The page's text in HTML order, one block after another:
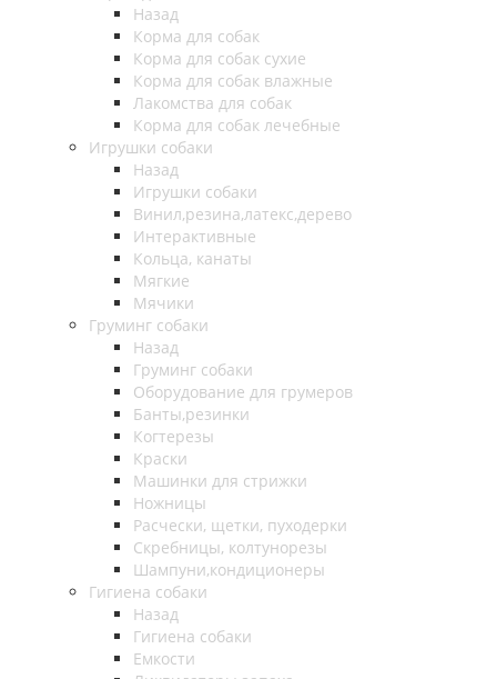
Назад
Корма для собак
Корма для собак сухие
Корма для собак влажные
Лакомства для собак
Корма для собак лечебные
Игрушки собаки
Назад
Игрушки собаки
Винил,резина,латекс,дерево
Интерактивные
Кольца, канаты
Мягкие
Мячики
Груминг собаки
Назад
Груминг собаки
Оборудование для грумеров
Банты,резинки
Когтерезы
Краски
Машинки для стрижки
Ножницы
Расчески, щетки, пуходерки
Скребницы, колтунорезы
Шампуни,кондиционеры
Гигиена собаки
Назад
Гигиена собаки
Емкости